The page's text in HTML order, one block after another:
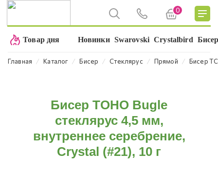
0
Товар дня Новинки Swarovski Crystalbird
Главная ⁄ Каталог ⁄ Бисер ⁄ Cтеклярус ⁄ Прямой ⁄ Бисер
Бисер TOHO Bugle
стеклярус 4,5 мм,
внутреннее серебрение,
Crystal (#21), 10 г